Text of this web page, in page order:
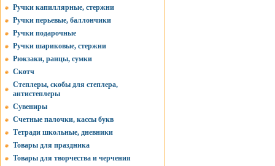
Ручки капиллярные, стержни
Ручки перьевые, баллончики
Ручки подарочные
Ручки шариковые, стержни
Рюкзаки, ранцы, сумки
Скотч
Степлеры, скобы для степлера,
антистеплеры
Сувениры
Счетные палочки, кассы букв
Тетради школьные, дневники
Товары для праздника
Товары для творчества и черчения